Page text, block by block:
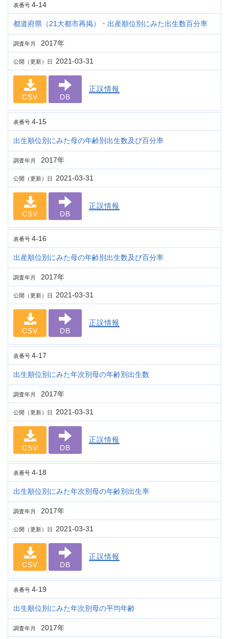
表番号 4-14
都道府県（21大都市再掲）・出産順位別にみた出生数百分率
調査年月 2017年
公開（更新）日 2021-03-31
CSV DB
正誤情報
表番号 4-15
出生順位別にみた母の年齢別出生数及び百分率
調査年月 2017年
公開（更新）日 2021-03-31
CSV DB
正誤情報
表番号 4-16
出産順位別にみた母の年齢別出生数及び百分率
調査年月 2017年
公開（更新）日 2021-03-31
CSV DB
正誤情報
表番号 4-17
出生順位別にみた年次別母の年齢別出生数
調査年月 2017年
公開（更新）日 2021-03-31
CSV DB
正誤情報
表番号 4-18
出生順位別にみた年次別母の年齢別出生率
調査年月 2017年
公開（更新）日 2021-03-31
CSV DB
正誤情報
表番号 4-19
出生順位別にみた年次別母の平均年齢
調査年月 2017年